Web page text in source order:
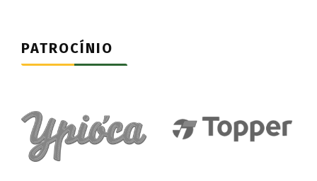
PATROCÍNIO